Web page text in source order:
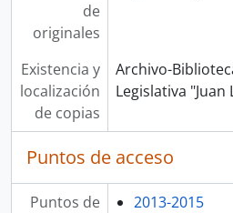
de
originales
Existencia y
localización
de copias
Archivo-
Legislativa "Juan
Puntos de acceso
Puntos de
2013-2015